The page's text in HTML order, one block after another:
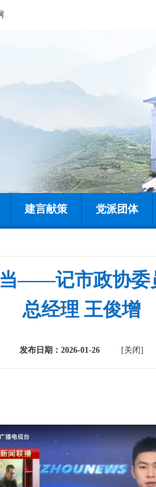
建言献策 党派团体
——记市政协委
总经理 王俊增
发布日期：2026-01-26 [关闭]